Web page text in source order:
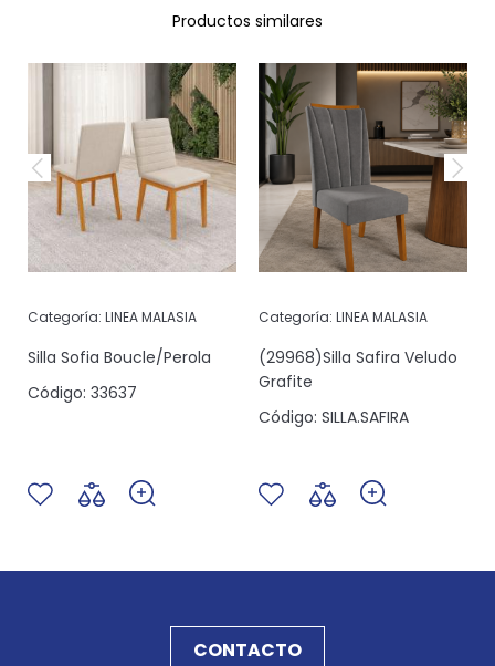
Productos similares
Categoría: LINEA MALASIA
Silla Sofia Boucle/Perola
Código: 33637
Categoría: LINEA MALASIA
(29968)Silla Safira Veludo
Grafite
Código: SILLA.SAFIRA
CONTACTO